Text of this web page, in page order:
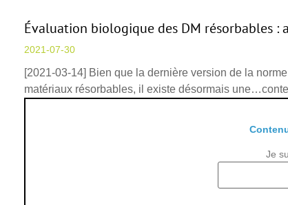
Évaluation biologique des DM résorbables :
2021-07-30
[2021-03-14] Bien que la dernière version de la
matériaux résorbables, il existe désormais
Je